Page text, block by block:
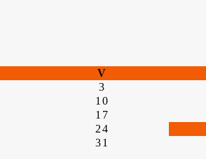
V
3
10
17
24
31